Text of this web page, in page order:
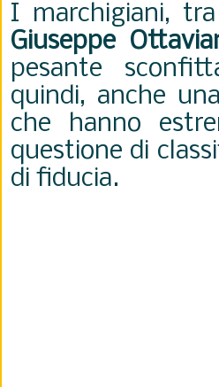
I marchigiani,
Giuseppe
pesante
quindi, anche
che hanno
questione di
di fiducia.